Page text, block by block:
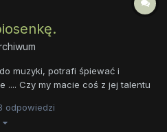
muzyki, potrafi śpiewać i
.... Czy my macie coś z jej talentu
podawany inny kuc, a
do niego jakiejś pios...
odpowiedzi